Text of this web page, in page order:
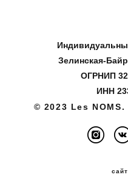
Зелинская-
ОГРНИП
ИНН
© 2023 Les